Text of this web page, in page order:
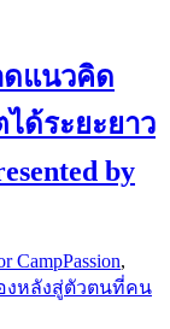
ดแนวคิด
ด้ระยะยาว
by
CampPassion,
องหลังสู่ตัวตนที่คน